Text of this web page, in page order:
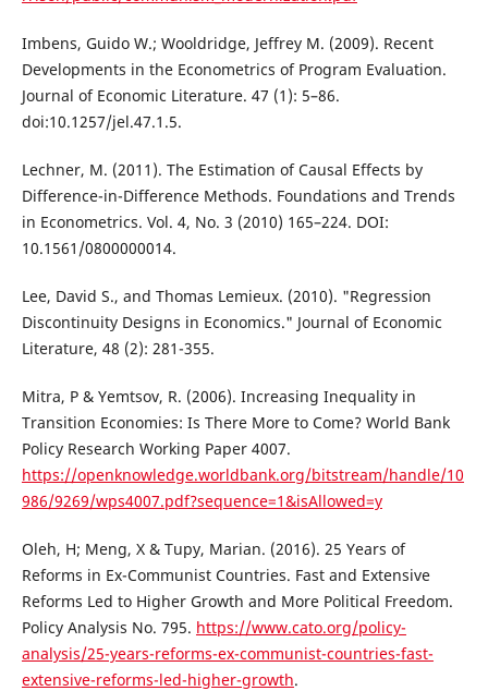
Imbens, Guido W.; Wooldridge, Jeffrey M. (2009). Recent
Developments in the Econometrics of Program Evaluation.
Journal of Economic Literature. 47 (1): 5–86.
doi:10.1257/jel.47.1.5.
Lechner, M. (2011). The Estimation of Causal Effects by
Difference-in-Difference Methods. Foundations and Trends
in Econometrics. Vol. 4, No. 3 (2010) 165–224. DOI:
10.1561/0800000014.
Lee, David S., and Thomas Lemieux. (2010). "Regression
Discontinuity Designs in Economics." Journal of Economic
Literature, 48 (2): 281-355.
Mitra, P & Yemtsov, R. (2006). Increasing Inequality in
Transition Economies: Is There More to Come? World Bank
Policy Research Working Paper 4007.
https://openknowledge.worldbank.org/bitstream/handle/10
986/9269/wps4007.pdf?sequence=1&isAllowed=y
Oleh, H; Meng, X & Tupy, Marian. (2016). 25 Years of
Reforms in Ex-Communist Countries. Fast and Extensive
Reforms Led to Higher Growth and More Political Freedom.
Policy Analysis No. 795. https://www.cato.org/policy-
analysis/25-years-reforms-ex-communist-countries-fast-
extensive-reforms-led-higher-growth.